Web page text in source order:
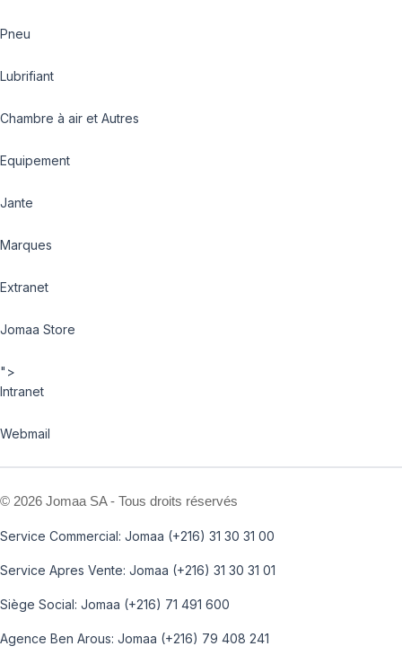
Pneu
Lubrifiant
Chambre à air et Autres
Equipement
Jante
Marques
Extranet
Jomaa Store
">
Intranet
Webmail
© 2026 Jomaa SA - Tous droits réservés
Service Commercial: Jomaa (+216) 31 30 31 00
Service Apres Vente: Jomaa (+216) 31 30 31 01
Siège Social: Jomaa (+216) 71 491 600
Agence Ben Arous: Jomaa (+216) 79 408 241